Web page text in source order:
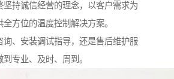
坚持诚信经营的理念，以客户需求为
方位的温度控制解决方案。
询、安装调试指导，还是售后维护服
专业、及时、周到。